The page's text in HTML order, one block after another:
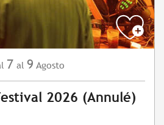
7 al 9 Agosto
2026 (Annulé)